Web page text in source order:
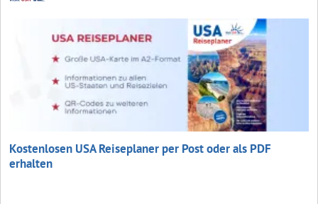
Kostenlosen USA Reiseplaner per Post oder als PDF
erhalten